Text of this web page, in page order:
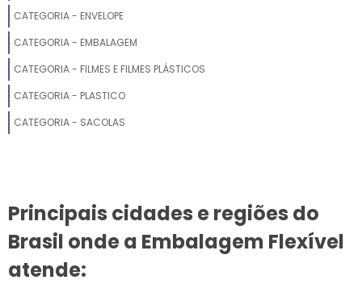
BOBINA PICOTADA FUNDO ESTRELA
BOBINA RECICLADA
BOBINA DE POLIETILENO DE BAIXA DENSIDADE
CATEGORIA - ENVELOPE
CATEGORIA - EMBALAGEM
CATEGORIA - FILMES E FILMES PLÁSTICOS
CATEGORIA - PLASTICO
CATEGORIA - SACOLAS
Principais cidades e regiões do
Brasil onde a Embalagem Flexível
atende: